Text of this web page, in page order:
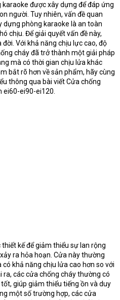
karaoke được xây dựng để đáp ứng
người. Tuy nhiên, vấn đề quan
phòng karaoke là an toàn
chịu. Để giải quyết vấn đề này,
Với khả năng chịu lực cao, độ
cháy đã trở thành một giải pháp
mà có thời gian chịu lửa khác
bắt rõ hơn về sản phẩm, hãy cùng
thông qua bài viết Cửa chống
ei60-ei90-ei120.
kế để giảm thiểu sự lan rộng
ra hỏa hoạn. Cửa này thường
khả năng chịu lửa cao hơn so với
các cửa chống cháy thường có
giúp giảm thiểu tiếng ồn và duy
một số trường hợp, các cửa